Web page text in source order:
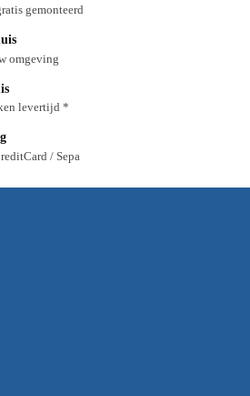
gemonteerd
omgeving
levertijd *
/ Sepa